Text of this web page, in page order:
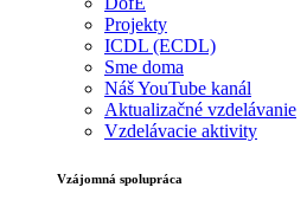
Projekty
ICDL (ECDL)
Sme doma
Náš YouTube kanál
Aktualizačné vzdelávanie
Vzdelávacie aktivity
Vzájomná spolupráca